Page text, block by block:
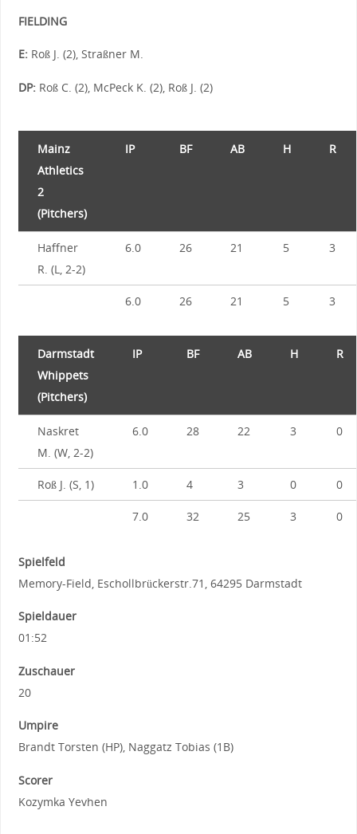
FIELDING
E:Roß J. (2), Straßner M.
DP:Roß C. (2), McPeck K. (2), Roß J. (2)
Mainz
Athletics
2
(Pitchers)
IP BF AB H R
Haffner
R. (L, 2-2)
6.0 26 21 5 3
6.0 26 21 5 3
Darmstadt
Whippets
(Pitchers)
IP BF AB H R
Naskret
M. (W, 2-2)
6.0 28 22 3 0
Roß J. (S, 1) 1.0 4 3 0 0
7.0 32 25 3 0
Spielfeld
Memory-Field, Eschollbrückerstr.71, 64295 Darmstadt
Spieldauer
01:52
Zuschauer
20
Umpire
Brandt Torsten (HP), Naggatz Tobias (1B)
Scorer
Kozymka Yevhen